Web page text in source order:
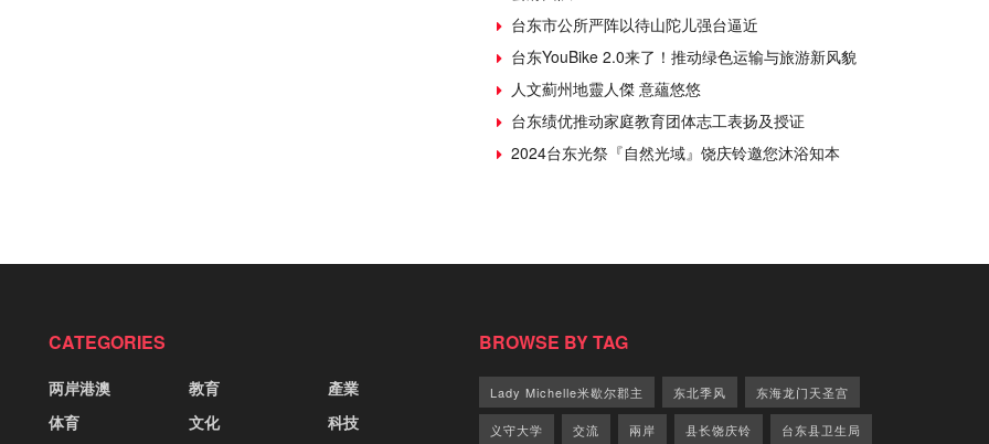
台东市公所严阵以待山陀儿强台逼近
台东YouBike 2.0来了！推动绿色运输与旅游新风貌
人文薊州地靈人傑 意蘊悠悠
台东绩优推动家庭教育团体志工表扬及授证
2024台东光祭『自然光域』饶庆铃邀您沐浴知本
CATEGORIES
两岸港澳
体育
教育
文化
產業
科技
BROWSE BY TAG
Lady Michelle米歇尔郡主 东北季风 东海龙门天圣宫
义守大学 交流 兩岸 县长饶庆铃 台东县卫生局